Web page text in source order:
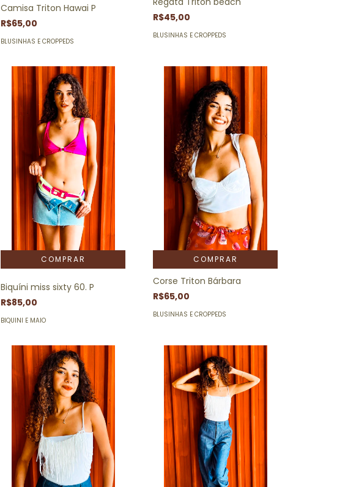
Camisa Triton Hawai P
R$65,00
BLUSINHAS E CROPPEDS
R$45,00
BLUSINHAS E CROPPEDS
Biquíni miss sixty 60. P
R$85,00
BIQUINI E MAIO
COMPRAR
Corse Triton Bárbara
R$65,00
BLUSINHAS E CROPPEDS